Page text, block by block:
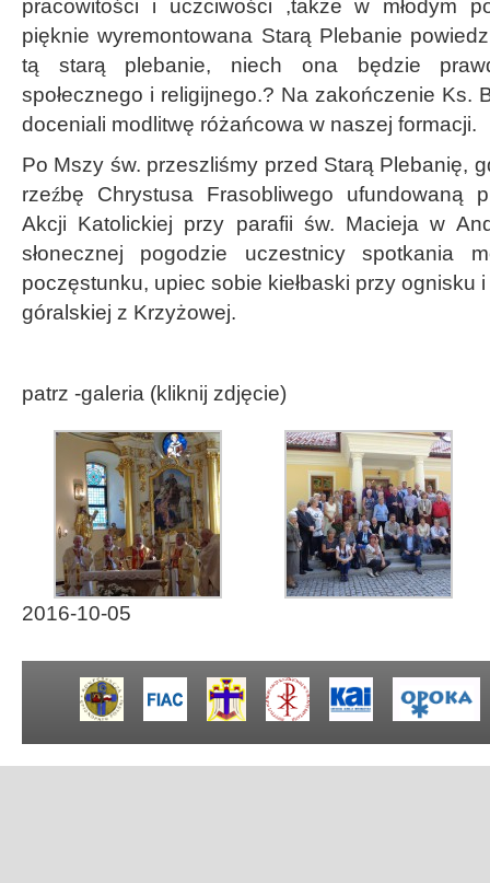
pracowitości i uczciwości ,także w młodym
pięknie wyremontowana Starą Plebanie
tą starą plebanie, niech ona będzie
społecznego i religijnego.? Na zakończenie Ks.
doceniali modlitwę różańcowa w naszej formacji.
Po Mszy św. przeszliśmy przed Starą Plebanię,
rzeźbę Chrystusa Frasobliwego ufundowaną
Akcji Katolickiej przy parafii św. Macieja w
słonecznej pogodzie uczestnicy spotkania
poczęstunku, upiec sobie kiełbaski przy ognisku
góralskiej z Krzyżowej.
patrz -galeria (kliknij zdjęcie)
2016-10-05